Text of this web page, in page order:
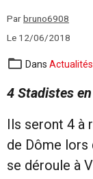
Parbruno6908
Le 12/06/2018
Dans
4 Stadistes
Ils seront 4
de Dôme lors
se déroule à